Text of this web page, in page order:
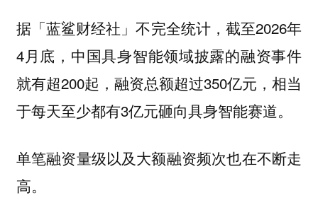
据「蓝鲨财经社」不完全统计，截至2026年
4月底，中国具身智能领域披露的融资事件
就有超200起，融资总额超过350亿元，相当
于每天至少都有3亿元砸向具身智能赛道。
单笔融资量级以及大额融资频次也在不断走
高。